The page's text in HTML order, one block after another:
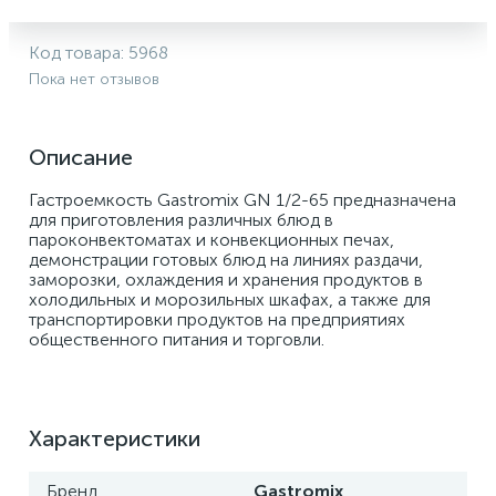
Код товара: 5968
Пока нет отзывов
Описание
Гастроемкость Gastromix GN 1/2-65 предназначена
для приготовления различных блюд в
пароконвектоматах и конвекционных печах,
демонстрации готовых блюд на линиях раздачи,
заморозки, охлаждения и хранения продуктов в
холодильных и морозильных шкафах, а также для
транспортировки продуктов на предприятиях
общественного питания и торговли.
Характеристики
Бренд Gastromix